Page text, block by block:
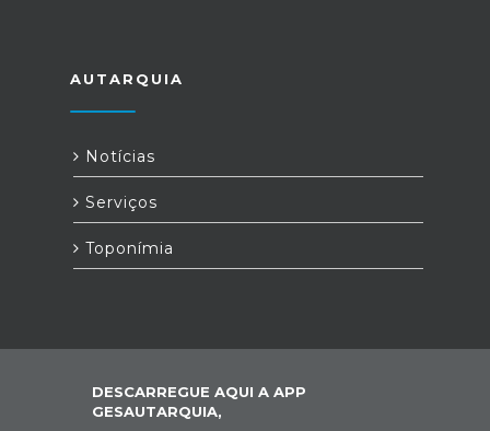
AUTARQUIA
Notícias
Serviços
Toponímia
DESCARREGUE AQUI A APP
GESAUTARQUIA,